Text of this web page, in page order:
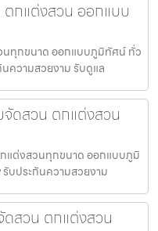
ตกแต่งสวน ออกแบบ
นทุกขนาด ออกแบบภูมิทัศน์ ทั่ว
ความสวยงาม รับดูแล
ดสวน ตกแต่งสวน
แต่งสวนทุกขนาด ออกแบบภูมิ
บประกันความสวยงาม
สวน ตกแต่งสวน